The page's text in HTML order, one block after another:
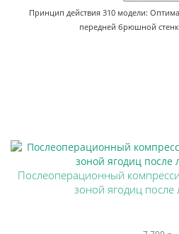
Принцип действия 310 модели:
передней брюшной
Послеоперационный
зоной ягодиц после